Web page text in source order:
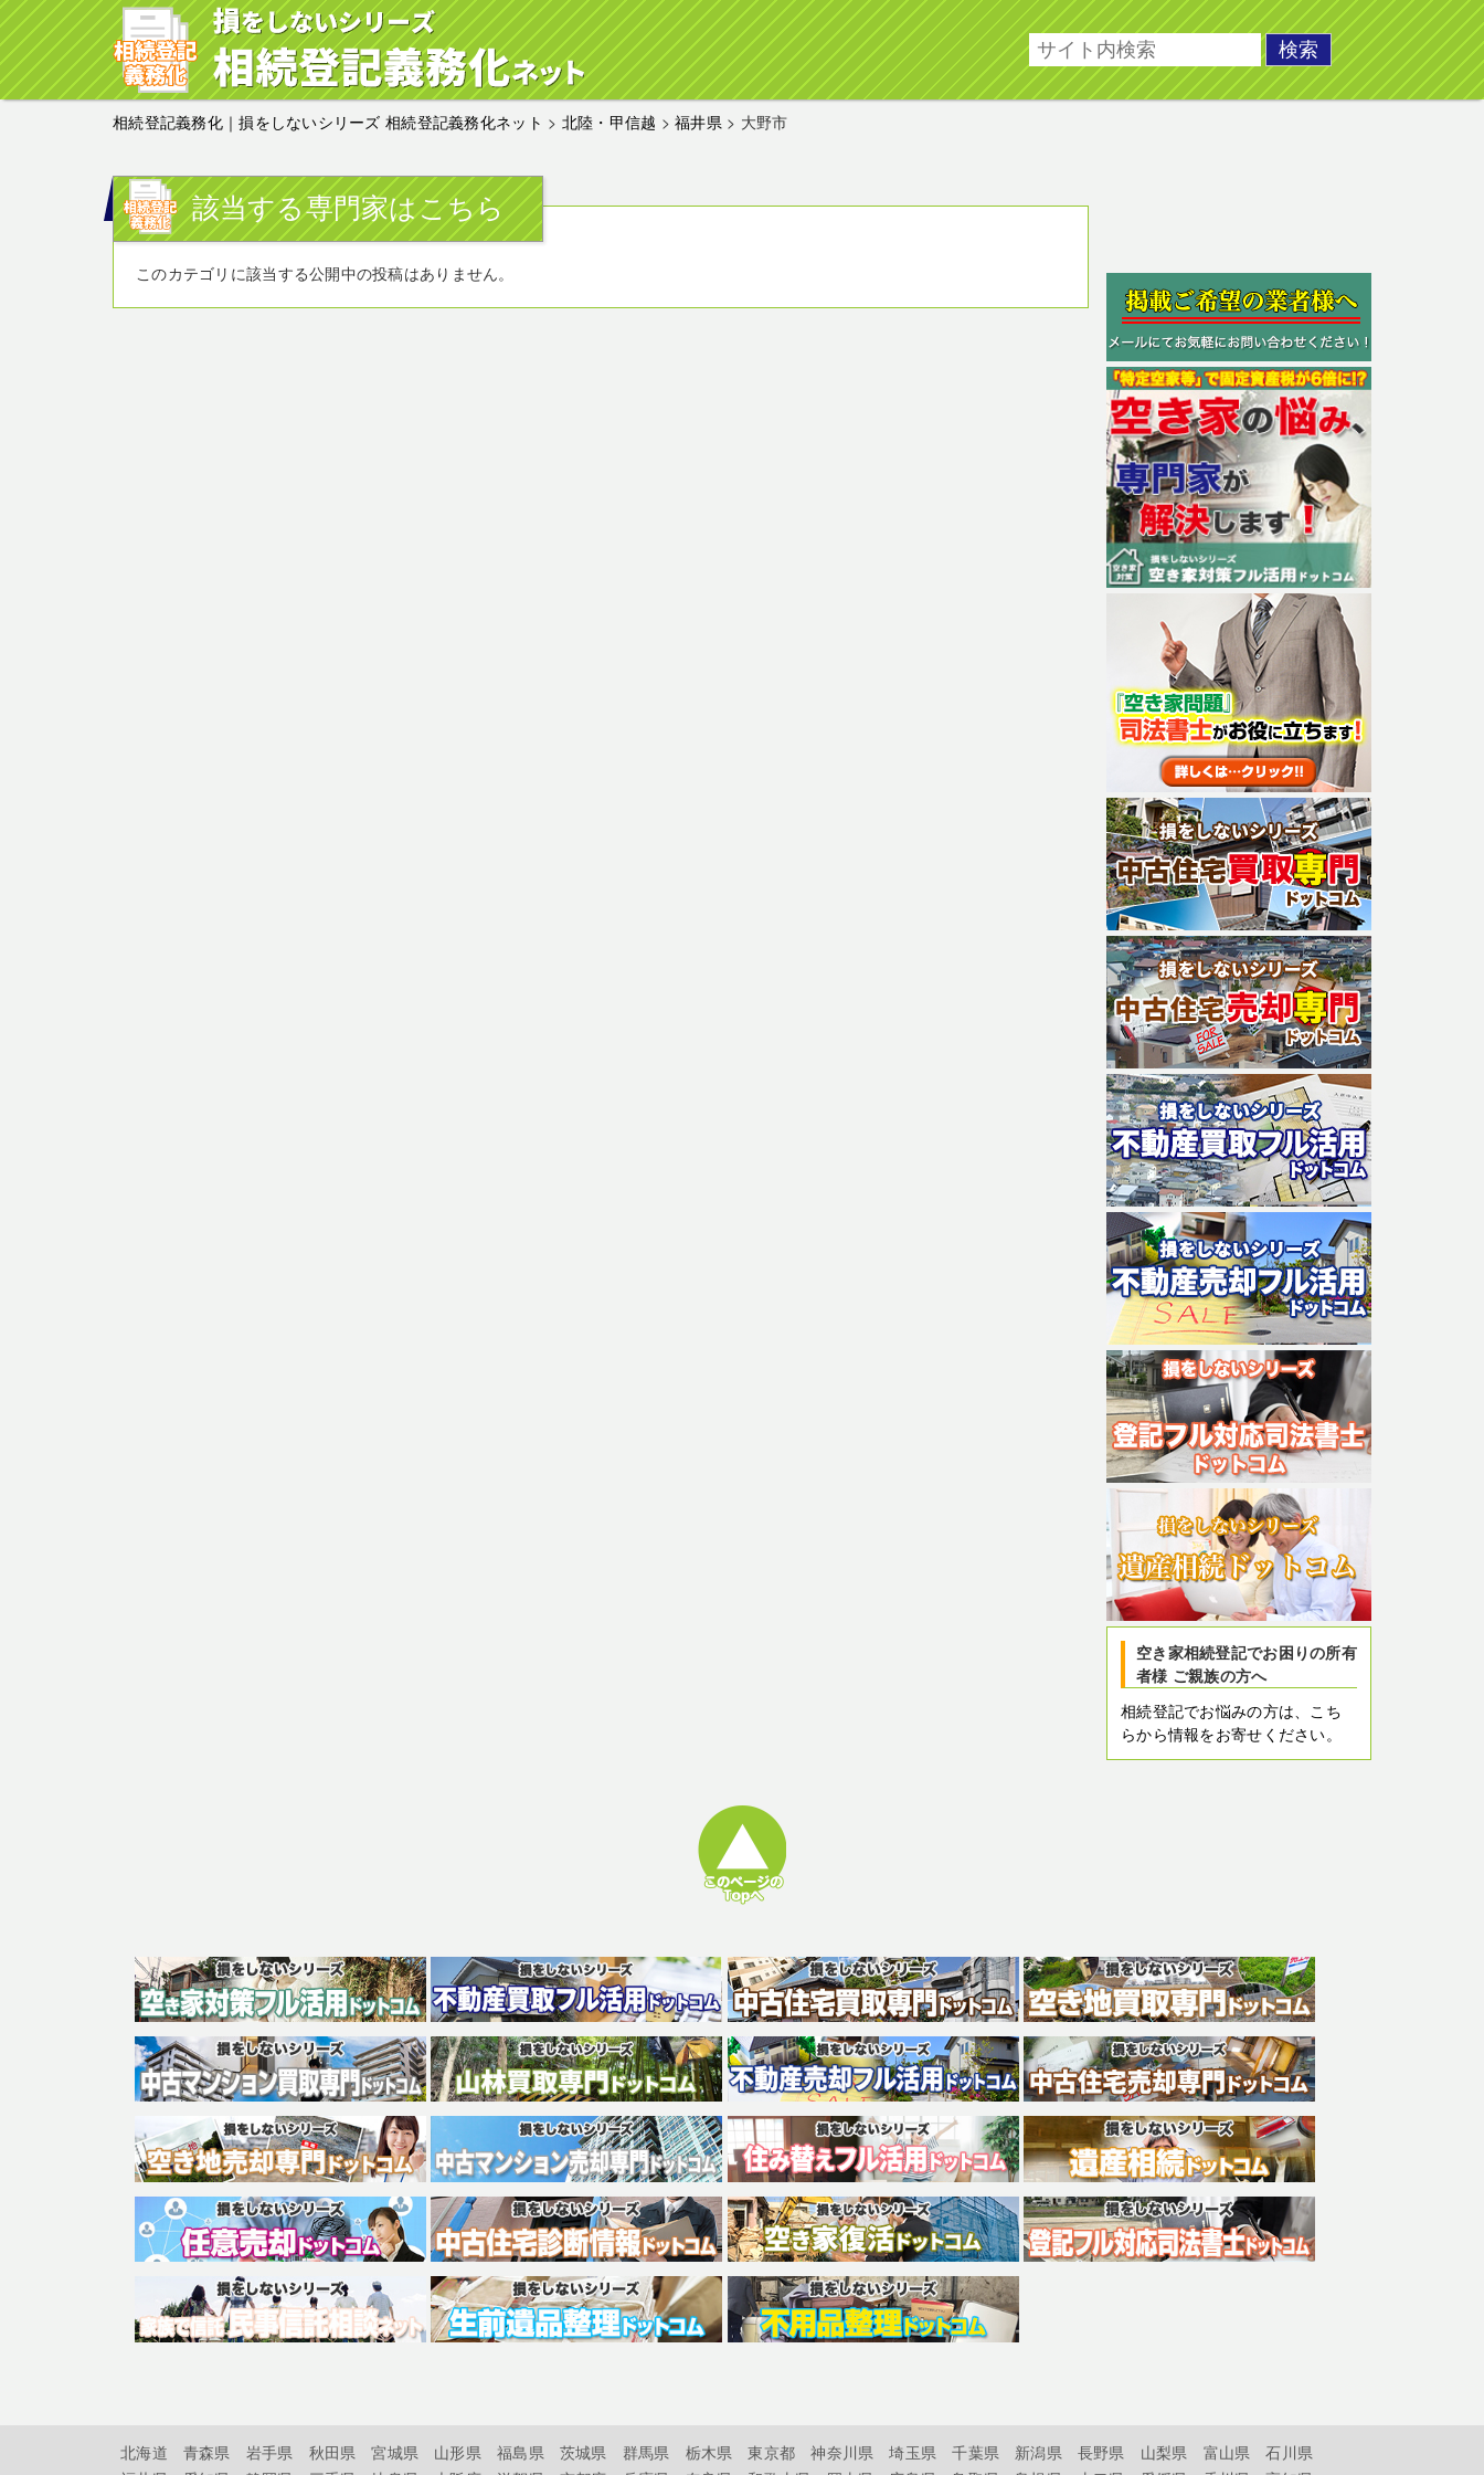
相続登記義務化｜損をしないシリーズ 相続登記義務化ネット > 北陸・甲信越 >福井県 > 大野市
該当する専門家はこちら
このカテゴリに該当する公開中の投稿はありません。
空き家相続登記でお困りの所有
者様 ご親族の方へ
相続登記でお悩みの方は、こち
らから情報をお寄せください。
北海道 青森県 岩手県 秋田県 宮城県 山形県 福島県 茨城県 群馬県 栃木県 東京都 神奈川県 埼玉県 千葉県 新潟県 長野県 山梨県 富山県
石川県